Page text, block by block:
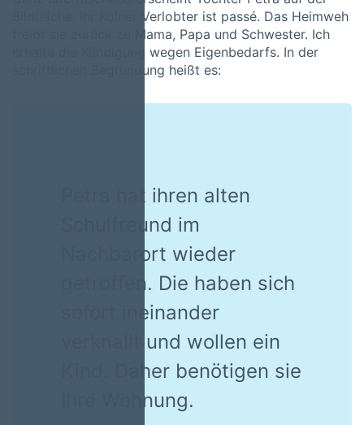
Bildfläche. Ihr Kölner Verlobter ist passé. Das Heimweh
treibt sie zurück zu Mama, Papa und Schwester. Ich
erhalte die Kündigung wegen Eigenbedarfs. In der
schriftlichen Begründung heißt es:
Petra hat ihren alten
Schulfreund im
Nachbarort wieder
getroffen. Die haben sich
sofort ineinander
verknallt und wollen ein
Kind. Daher benötigen sie
Ihre Wohnung.